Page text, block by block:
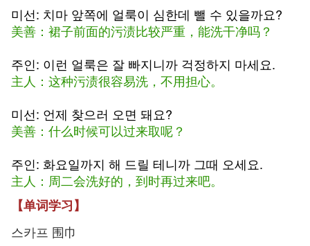
미선: 치마 앞쪽에 얼룩이 심한데 뺄 수 있을까요?
美善：裙子前面的污渍比较严重，能洗干净吗？
주인: 이런 얼룩은 잘 빠지니까 걱정하지 마세요.
主人：这种污渍很容易洗，不用担心。
미선: 언제 찾으러 오면 돼요?
美善：什么时候可以过来取呢？
주인: 화요일까지 해 드릴 테니까 그때 오세요.
主人：周二会洗好的，到时再过来吧。
【单词学习】
스카프 围巾